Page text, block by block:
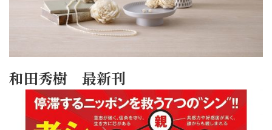
和田秀樹 最新刊